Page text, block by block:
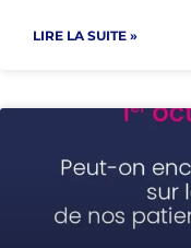
LIRE LA SUITE »